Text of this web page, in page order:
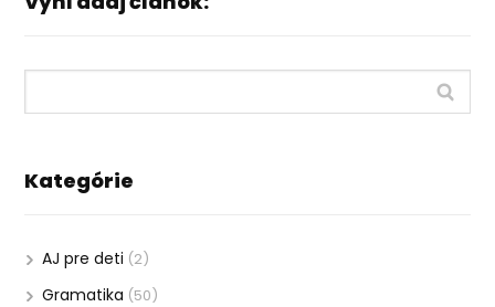
Kategórie
AJ pre deti (2)
Gramatika (50)